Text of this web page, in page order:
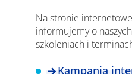
Na stronie
informujemy o
szkoleniach i
Kampania